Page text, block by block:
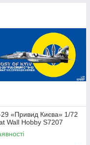
29 «Привид Києва» 1/72
Wall Hobby S7207